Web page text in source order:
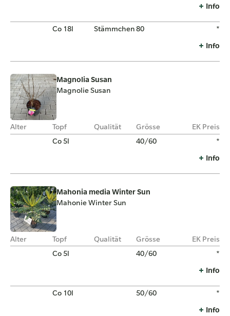
Info
Co 18l Stämmchen80 *
Info
Magnolia Susan
Magnolie Susan
Alter Topf Qualität Grösse
EK Preis
Co 5l
40/60 *
Info
Mahonia media Winter Sun
Mahonie Winter Sun
Alter Topf Qualität Grösse
EK Preis
Co 5l
40/60 *
Info
Co 10l 50/60 *
Info